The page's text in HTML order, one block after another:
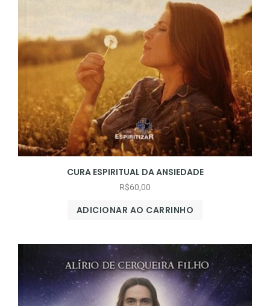
CURA ESPIRITUAL DA ANSIEDADE
R$60,00
ADICIONAR AO CARRINHO